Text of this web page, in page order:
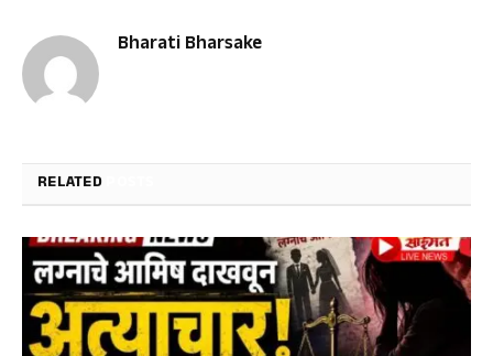
Bharati Bharsake
RELATED